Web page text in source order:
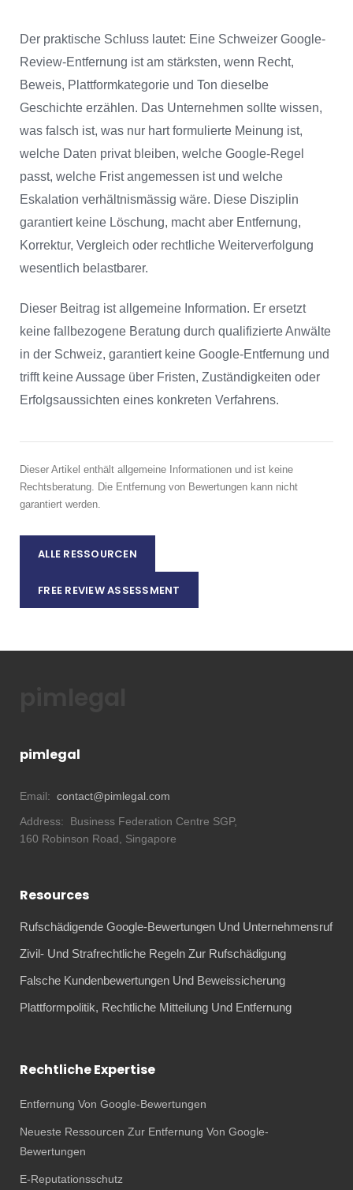
Der praktische Schluss lautet: Eine Schweizer Google-
Review-Entfernung ist am stärksten, wenn Recht,
Beweis, Plattformkategorie und Ton dieselbe
Geschichte erzählen. Das Unternehmen sollte wissen,
was falsch ist, was nur hart formulierte Meinung ist,
welche Daten privat bleiben, welche Google-Regel
passt, welche Frist angemessen ist und welche
Eskalation verhältnismässig wäre. Diese Disziplin
garantiert keine Löschung, macht aber Entfernung,
Korrektur, Vergleich oder rechtliche Weiterverfolgung
wesentlich belastbarer.
Dieser Beitrag ist allgemeine Information. Er ersetzt
keine fallbezogene Beratung durch qualifizierte Anwälte
in der Schweiz, garantiert keine Google-Entfernung und
trifft keine Aussage über Fristen, Zuständigkeiten oder
Erfolgsaussichten eines konkreten Verfahrens.
Dieser Artikel enthält allgemeine Informationen und ist keine
Rechtsberatung. Die Entfernung von Bewertungen kann nicht
garantiert werden.
ALLE RESSOURCEN
FREE REVIEW ASSESSMENT
pimlegal
Email: contact@pimlegal.com
Address:
Business Federation Centre SGP,
160 Robinson Road, Singapore
Resources
Rufschädigende Google-Bewertungen Und Unternehmensruf
Zivil- Und Strafrechtliche Regeln Zur Rufschädigung
Falsche Kundenbewertungen Und Beweissicherung
Plattformpolitik, Rechtliche Mitteilung Und Entfernung
Rechtliche Expertise
Entfernung Von Google-Bewertungen
Neueste Ressourcen Zur Entfernung Von Google-
Bewertungen
E-Reputationsschutz